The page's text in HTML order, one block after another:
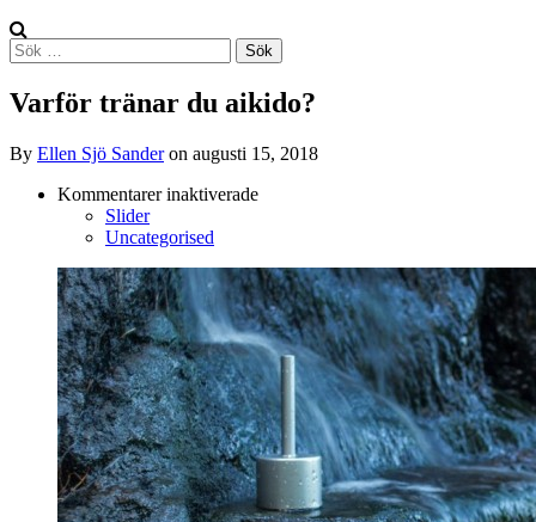
Sök
efter:
Varför tränar du aikido?
By Ellen Sjö Sanderon augusti 15, 2018
Kommentarer inaktiveradeför
aikido?
Slider
Uncategorised